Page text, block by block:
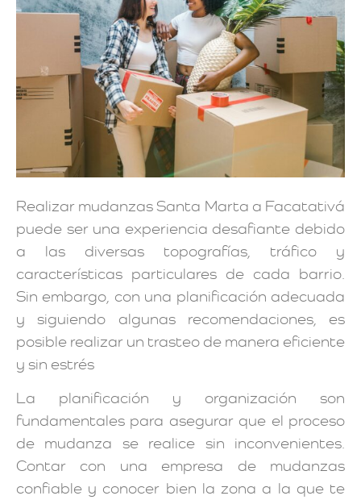
Realizar mudanzas Santa Marta a Facatativá
puede ser una experiencia desafiante debido
a las diversas topografías, tráfico y
características particulares de cada barrio.
Sin embargo, con una planificación adecuada
y siguiendo algunas recomendaciones, es
posible realizar un trasteo de manera eficiente
y sin estrés
La planificación y organización son
fundamentales para asegurar que el proceso
de mudanza se realice sin inconvenientes.
Contar con una empresa de mudanzas
confiable y conocer bien la zona a la que te